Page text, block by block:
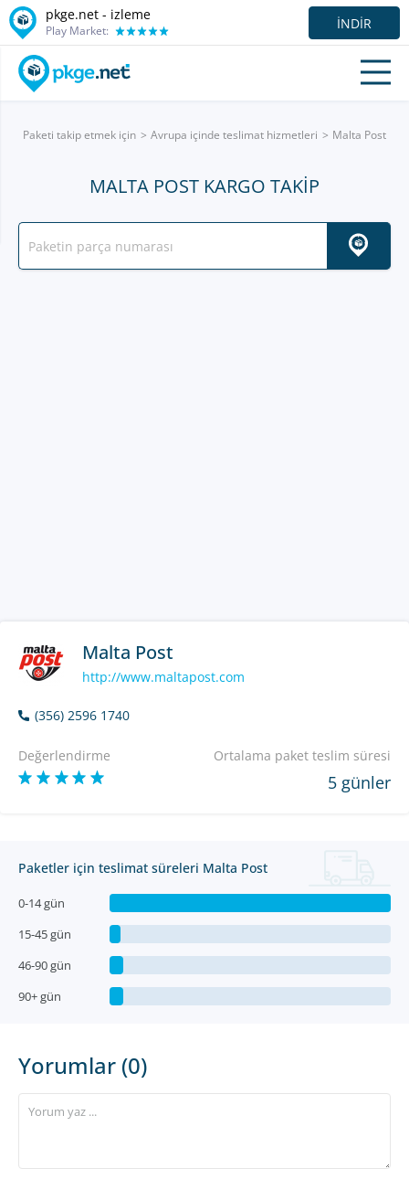
pkge.net - izleme
Play Market: İNDIR
Paketi takip etmek için Avrupa içinde teslimat hizmetleri Malta Post
MALTA POST KARGO TAKIP
Malta Post
http://www.maltapost.com
(356) 2596 1740
Değerlendirme Ortalama paket teslim süresi
5 günler
Paketler için teslimat süreleri Malta Post
0-14 gün
15-45 gün
46-90 gün
90+ gün
Yorumlar (0)